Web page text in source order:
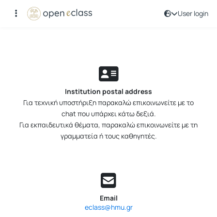
User login
Contact
Institution postal address
Για τεχνική υποστήριξη παρακαλώ επικοινωνείτε με το
chat που υπάρχει κάτω δεξιά.
Για εκπαιδευτικά θέματα, παρακαλώ επικοινωνείτε με τη
γραμματεία ή τους καθηγητές.
Email
eclass@hmu.gr